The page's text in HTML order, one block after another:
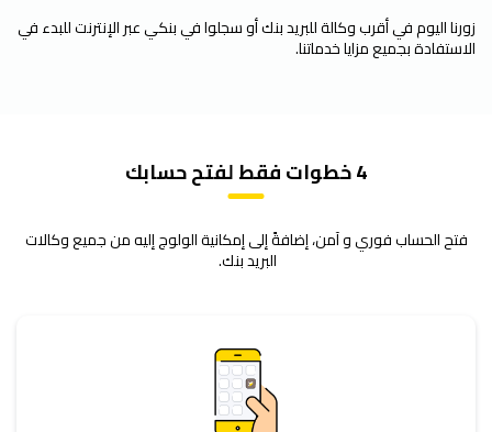
زورنا اليوم في أقرب وكالة للبريد بنك أو سجلوا في بنكي عبر الإنترنت للبدء في
الاستفادة بجميع مزايا خدماتنا.
4 خطوات فقط لفتح حسابك
فتح الحساب فوري و آمن، إضافةً إلى إمكانية الولوج إليه من جميع وكالات
البريد بنك.